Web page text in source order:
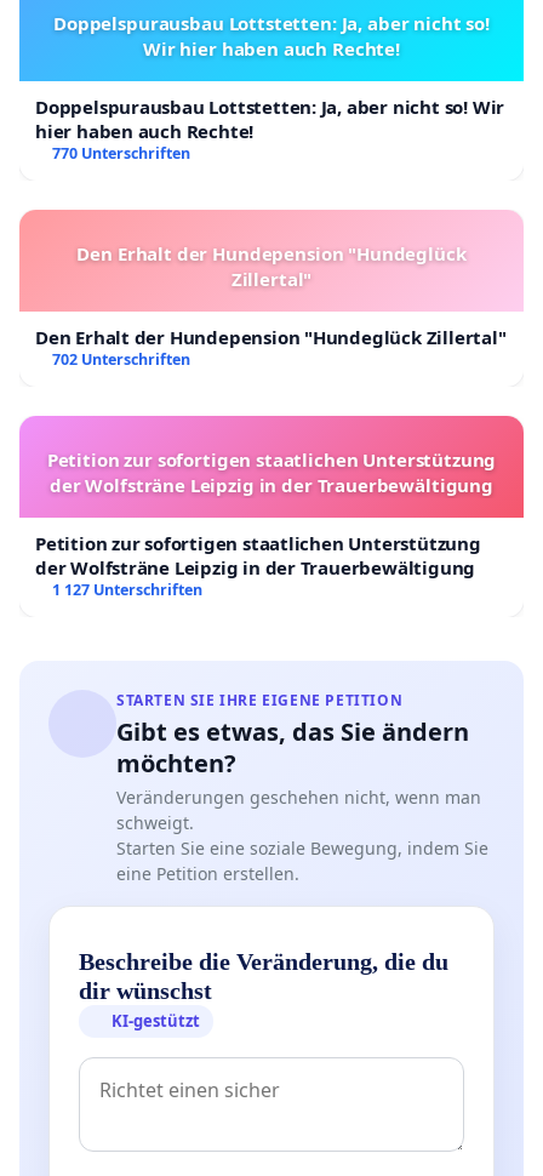
Doppelspurausbau Lottstetten: Ja, aber nicht so!
Wir hier haben auch Rechte!
Doppelspurausbau Lottstetten: Ja, aber nicht so! Wir
hier haben auch Rechte!
770 Unterschriften
Den Erhalt der Hundepension "Hundeglück
Zillertal"
Den Erhalt der Hundepension "Hundeglück Zillertal"
702 Unterschriften
Petition zur sofortigen staatlichen Unterstützung
der Wolfsträne Leipzig in der Trauerbewältigung
Petition zur sofortigen staatlichen Unterstützung
der Wolfsträne Leipzig in der Trauerbewältigung
1 127 Unterschriften
STARTEN SIE IHRE EIGENE PETITION
Gibt es etwas, das Sie ändern
möchten?
Veränderungen geschehen nicht, wenn man
schweigt.
Starten Sie eine soziale Bewegung, indem Sie
eine Petition erstellen.
Beschreibe die Veränderung, die du
dir wünschst
KI-gestützt